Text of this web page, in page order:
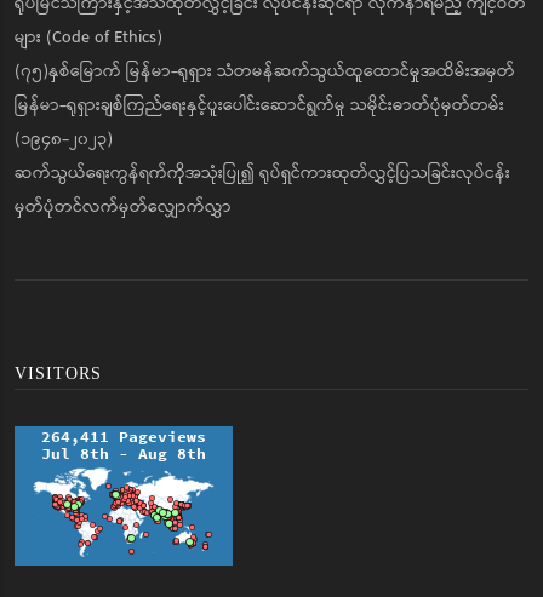
များ (Code of Ethics)
(၇၅)နှစ်မြောက် မြန်မာ-ရုရှား သံတမန်ဆက်သွယ်ထူထောင်မှုအထိမ်းအမှတ်
မြန်မာ-ရုရှားချစ်ကြည်ရေးနှင့်ပူးပေါင်းဆောင်ရွက်မှု သမိုင်းဓာတ်ပုံမှတ်တမ်း
(၁၉၄၈-၂၀၂၃)
ဆက်သွယ်ရေးကွန်ရက်ကိုအသုံးပြု၍ ရုပ်ရှင်ကားထုတ်လွှင့်ပြသခြင်းလုပ်ငန်း
မှတ်ပုံတင်လက်မှတ်လျှောက်လွှာ
VISITORS